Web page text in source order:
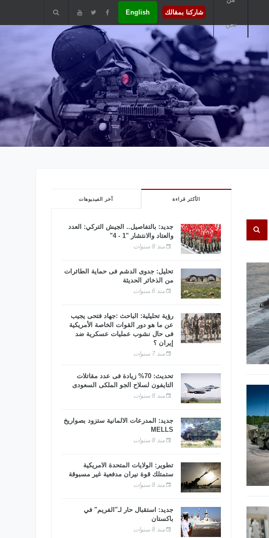
نحن
شاركنا بمقالك English
الأكثر قراءة آخر الفيديوهات
جديد: بالتفاصيل.. الجيش التركي: العدد
والعتاد والانتشار "1 - 4"
منذ 8 سنوات
تحليل: جدوى الدشم فى حماية الطائرات
من الذخائر الحديثة
منذ 6 سنوات
رؤية تحليلية: الباحث :جهاد فتحى يجيب
عن ما هو دور القوات الخاصة الأمريكية
فى حال نشوب عمليات عسكرية ضد
إيران ؟
منذ 7 سنوات
تحديث: 70% زيادة فى عدد مقاتلات
التايفون لسلاح الجو الملكى السعودى
منذ 8 سنوات
جديد: المدرعات الألمانية ستزود بصواريخ
MELLS
منذ 8 سنوات
تطوير: الولايات المتحدة الأمريكية
ستمتلك قوة نيران مدفعية غير مسبوقة
منذ 8 سنوات
جديد: استقبال حار لـ"الفريم" في
باكستان
منذ 8 سنوات